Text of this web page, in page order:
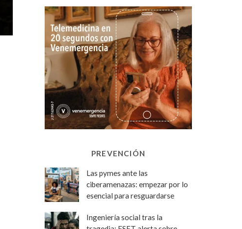
PREVENCIÓN
Las pymes ante las
ciberamenazas: empezar por lo
esencial para resguardarse
Ingeniería social tras la